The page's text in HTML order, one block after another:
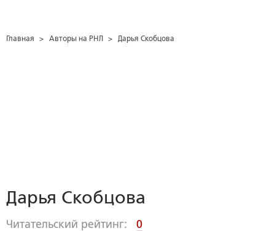
Главная > Авторы на РНЛ > Дарья Скобцова
Дарья Скобцова
Читательский рейтинг: 0